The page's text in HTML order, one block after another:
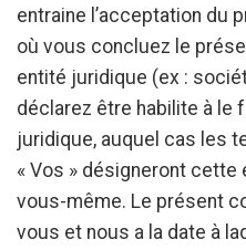
entraine l’acceptation du
où vous concluez le
entité juridique (ex :
déclarez être habilite à le
juridique, auquel cas les
« Vos » désigneront
vous-même. Le présent
vous et nous a la date à